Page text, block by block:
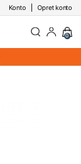
Konto Opret konto
0